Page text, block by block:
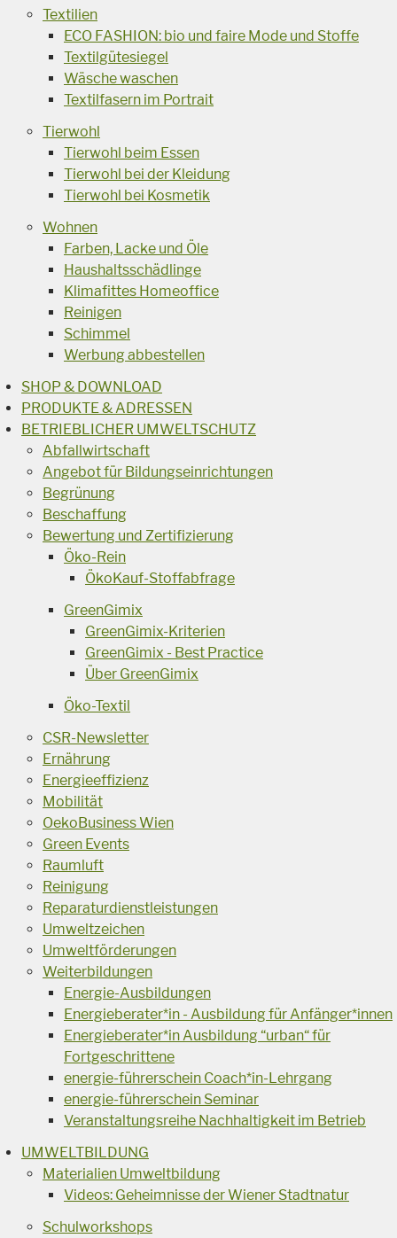
Textilien
ECO FASHION: bio und faire Mode und Stoffe
Textilgütesiegel
Wäsche waschen
Textilfasern im Portrait
Tierwohl
Tierwohl beim Essen
Tierwohl bei der Kleidung
Tierwohl bei Kosmetik
Wohnen
Farben, Lacke und Öle
Haushaltsschädlinge
Klimafittes Homeoffice
Reinigen
Schimmel
Werbung abbestellen
SHOP & DOWNLOAD
PRODUKTE & ADRESSEN
BETRIEBLICHER UMWELTSCHUTZ
Abfallwirtschaft
Angebot für Bildungseinrichtungen
Begrünung
Beschaffung
Bewertung und Zertifizierung
Öko-Rein
ÖkoKauf-Stoffabfrage
GreenGimix
GreenGimix-Kriterien
GreenGimix - Best Practice
Über GreenGimix
Öko-Textil
CSR-Newsletter
Ernährung
Energieeffizienz
Mobilität
OekoBusiness Wien
Green Events
Raumluft
Reinigung
Reparaturdienstleistungen
Umweltzeichen
Umweltförderungen
Weiterbildungen
Energie-Ausbildungen
Energieberater*in - Ausbildung für Anfänger*innen
Energieberater*in Ausbildung “urban“ für
Fortgeschrittene
energie-führerschein Coach*in-Lehrgang
energie-führerschein Seminar
Veranstaltungsreihe Nachhaltigkeit im Betrieb
UMWELTBILDUNG
Materialien Umweltbildung
Videos: Geheimnisse der Wiener Stadtnatur
Schulworkshops